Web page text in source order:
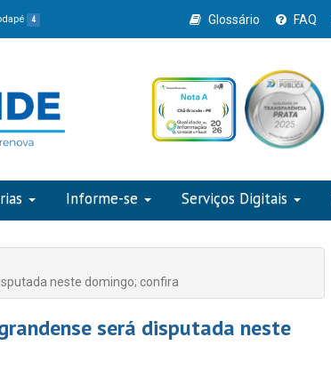
4 Glossário FAQ
Informe-se Serviços Digitais
neste domingo; confira
será disputada neste